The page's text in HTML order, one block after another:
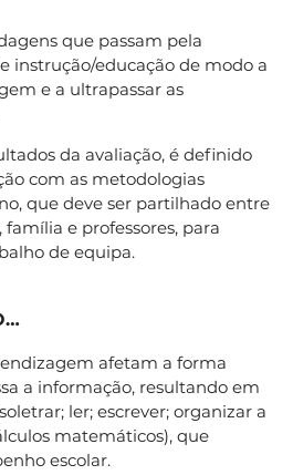
que passam pela
instrução/educação de modo a
e a ultrapassar as
da avaliação, é definido
com as metodologias
que deve ser partilhado entre
e professores, para
de equipa.
afetam a forma
a informação, resultando em
ler; escrever; organizar a
matemáticos), que
escolar.